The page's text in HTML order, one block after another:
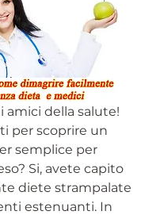
amici della salute!
per scoprire un
semplice per
Si, avete capito
diete strampalate
estenuanti. In